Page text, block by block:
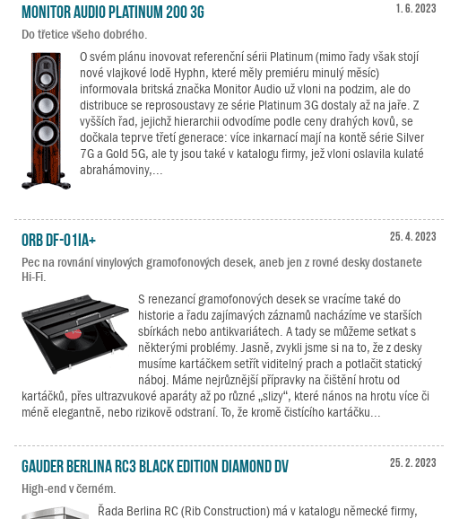
1. 6. 2023
Monitor Audio Platinum 200 3G
Do třetice všeho dobrého.
O svém plánu inovovat referenční sérii Platinum (mimo řady však stojí
nové vlajkové lodě Hyphn, které měly premiéru minulý měsíc)
informovala britská značka Monitor Audio už vloni na podzim, ale do
distribuce se reprosoustavy ze série Platinum 3G dostaly až na jaře. Z
vyšších řad, jejichž hierarchii odvodíme podle ceny drahých kovů, se
dočkala teprve třetí generace: více inkarnací mají na kontě série Silver
7G a Gold 5G, ale ty jsou také v katalogu firmy, jež vloni oslavila kulaté
abrahámoviny,...
25. 4. 2023
ORB DF-01iA+
Pec na rovnání vinylových gramofonových desek, aneb jen z rovné desky dostanete
Hi-Fi.
S renezancí gramofonových desek se vracíme také do
historie a řadu zajímavých záznamů nacházíme ve starších
sbírkách nebo antikvariátech. A tady se můžeme setkat s
některými problémy. Jasně, zvykli jsme si na to, že z desky
musíme kartáčkem setřít viditelný prach a potlačit statický
náboj. Máme nejrůznější přípravky na čištění hrotu od
kartáčků, přes ultrazvukové aparáty až po různé „slizy“, které nános na hrotu více či
méně elegantně, nebo rizikově odstraní. To, že kromě čistícího kartáčku...
25. 2. 2023
Gauder Berlina RC3 Black Edition Diamond DV
High-end v černém.
Řada Berlina RC (Rib Construction) má v katalogu německé firmy,